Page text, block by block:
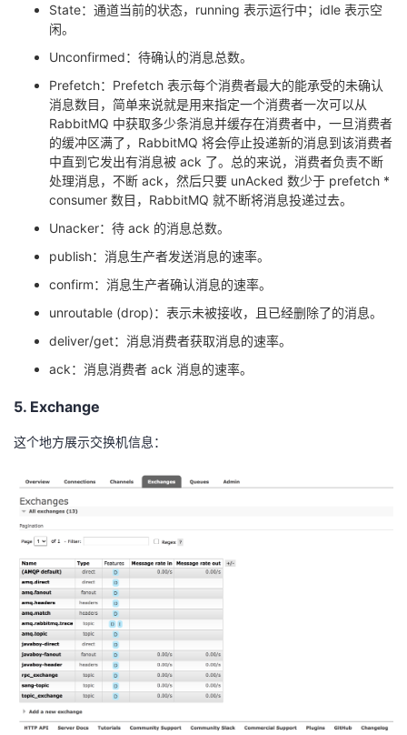
State：通道当前的状态，running 表示运行中；idle 表示空
闲。
Unconfirmed：待确认的消息总数。
Prefetch：Prefetch 表示每个消费者最大的能承受的未确认
消息数目，简单来说就是用来指定一个消费者一次可以从
RabbitMQ 中获取多少条消息并缓存在消费者中，一旦消费者
的缓冲区满了，RabbitMQ 将会停止投递新的消息到该消费者
中直到它发出有消息被 ack 了。总的来说，消费者负责不断
处理消息，不断 ack，然后只要 unAcked 数少于 prefetch *
consumer 数目，RabbitMQ 就不断将消息投递过去。
Unacker：待 ack 的消息总数。
publish：消息生产者发送消息的速率。
confirm：消息生产者确认消息的速率。
unroutable (drop)：表示未被接收，且已经删除了的消息。
deliver/get：消息消费者获取消息的速率。
ack：消息消费者 ack 消息的速率。
5. Exchange
这个地方展示交换机信息：